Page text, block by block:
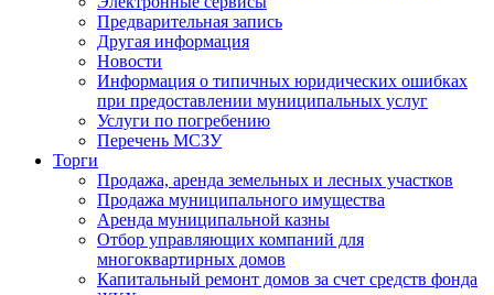
Предварительная запись
Другая информация
Новости
Информация о типичных юридических ошибках
при предоставлении муниципальных услуг
Услуги по погребению
Перечень МСЗУ
Торги
Продажа, аренда земельных и лесных участков
Продажа муниципального имущества
Аренда муниципальной казны
Отбор управляющих компаний для
многоквартирных домов
Капитальный ремонт домов за счет средств фонда